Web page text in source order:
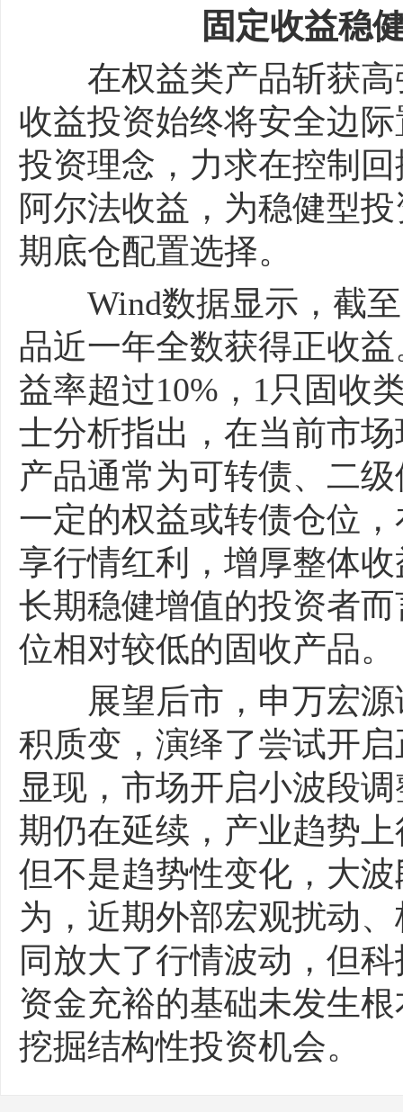
固定收益稳
在权益类产品斩获高
收益投资始终将安全边
投资理念，力求在控制
阿尔法收益，为稳健型
期底仓配置选择。
Wind数据显示，截至
品近一年全数获得正收
益率超过10%，1只固收
士分析指出，在当前市
产品通常为可转债、二
一定的权益或转债仓位
享行情红利，增厚整体
长期稳健增值的投资者
位相对较低的固收产品。
展望后市，申万宏源
积质变，演绎了尝试开
显现，市场开启小波段
期仍在延续，产业趋势
但不是趋势性变化，大
为，近期外部宏观扰动
同放大了行情波动，但
资金充裕的基础未发生
挖掘结构性投资机会。